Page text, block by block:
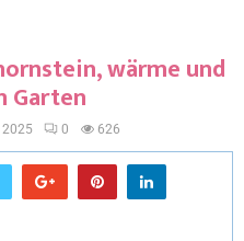
wärme und
Garten
2025 0 626